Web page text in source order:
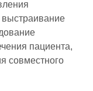
выстраивание
пациента,
совместного